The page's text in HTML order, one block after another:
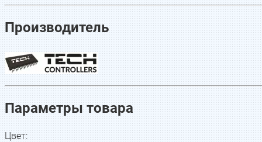
Производитель
Параметры товара
Цвет: